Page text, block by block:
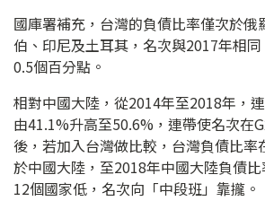
國庫署補充，台灣的負債比率僅次於俄
伯、印尼及土耳其，名次與2017年相
0.5個百分點。
相對中國大陸，從2014年至2018年，
由41.1%升高至50.6%，連帶使名次在
後，若加入台灣做比較，台灣負債比率
於中國大陸，至2018年中國大陸負債比
12個國家低，名次向「中段班」靠攏。